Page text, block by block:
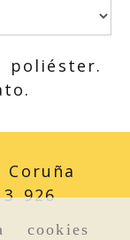
cookies
poliéster.
Coruña
926